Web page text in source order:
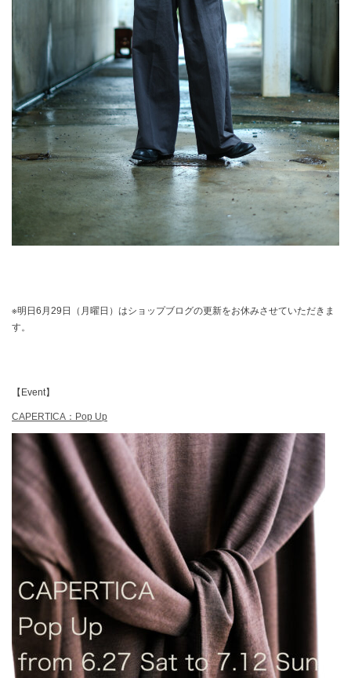
※明日6月29日（月曜日）はショップブログの更新をお休みさせていただきま
す。
【Event】
CAPERTICA：Pop Up